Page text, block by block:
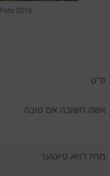
Foto 2016
פ”ט
אשה חשובה אם טובה
מרת רוזא טיעגער